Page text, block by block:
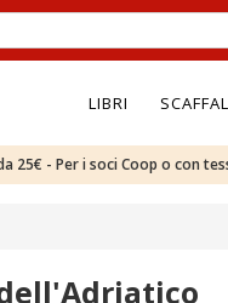
LIBRI
25€ - Per i soci Coop o con